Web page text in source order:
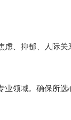
虑、抑郁、人际
业领域。确保所